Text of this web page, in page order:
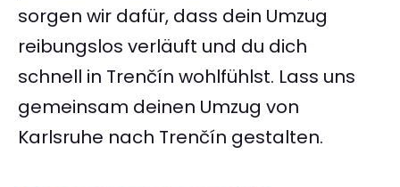
sorgen wir dafür, dass dein Umzug
reibungslos verläuft und du dich
schnell in Trenčín wohlfühlst. Lass uns
gemeinsam deinen Umzug von
Karlsruhe nach Trenčín gestalten.